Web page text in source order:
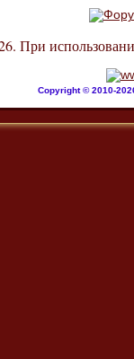
использовании
Copyright © 2010-